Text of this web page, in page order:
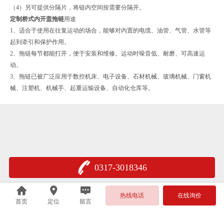
（4）另可提供分隔片，将链内空间按需要分隔开。
定制桥式内开盖拖链用途
1、适合于使用在往复运动的场合，能够对内置的电缆、油管、气管、水管等
起到牵引和保护作用。
2、拖链每节都能打开，便于安装和维修。运动时噪音低、耐磨、可高速运
动。
3、拖链已被广泛应用于数控机床、电子设备、石材机械、玻璃机械、门窗机
械、注塑机、机械手、起重运输设备、自动化仓库等。
0317-3018346
首页 定位 留言
热线电话 在线询价